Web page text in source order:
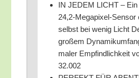
IN JEDEM LICHT – Ein
24,2‑Megapixel-Sensor
selbst bei wenig Licht
gro­ßem
ma­ler Emp­find­lich­keit
32.002